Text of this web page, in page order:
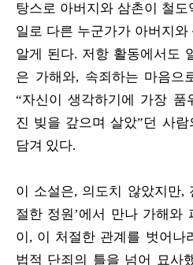
탕스로 아버지와 삼촌이 철
일로 다른 누군가가 아버지
알게 된다. 저항 활동에서도
은 가해와, 속죄하는 마음으
“자신이 생각하기에 가장
진 빚을 갚으며 살았”던 사
담겨 있다.
이 소설은, 의도치 않았지만,
절한 정원’에서 만나 가해와
이, 이 처절한 관계를 벗어나
법적 단죄의 틀을 넘어 묘사